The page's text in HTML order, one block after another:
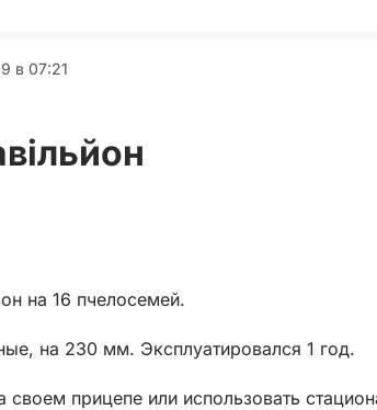
в 07:21
на 16 пчелосемей.
на 230 мм. Эксплуатировался 1 год.
прицепе или использовать